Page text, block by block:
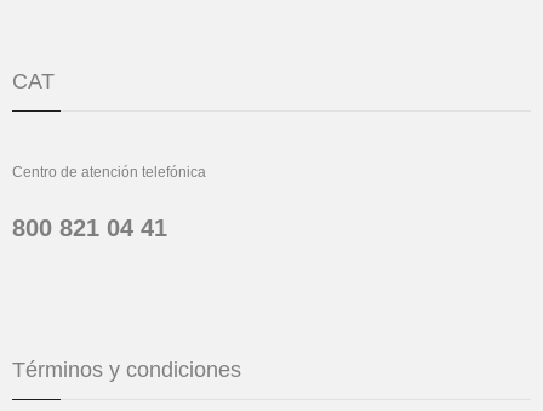
CAT
Centro de atención telefónica
800 821 04 41
Términos y condiciones